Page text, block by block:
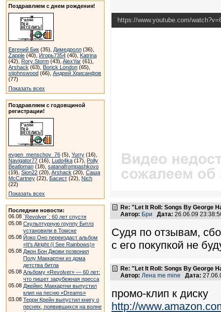
Поздравляем с днем рождения!
Евгений Бик (35), Димедролл (36),
Zapple (40), Игорь7354 (40), Katrina
(42), Rory Storm (43), AlexYar (61),
Arshack (63), Borick London (65),
stjohnswood (66), Андрей Хрисанфов
(77)
Показать всех
Поздравляем с годовщиной
регистрации!
evgen_menschov_76 (5), Yurry (16),
Navigator77 (16), Ludo4ka (17), Polly
Beatloman (18), satanafrompashkovo
(19), Sion22 (20), Arshack (20), Саша
McCartney (22), Басист (22), Nich
(22)
Показать всех
Последние новости:
06.08 `Revolver`: 60 лет спустя
05.08 Скульптурную группу Битлз
установили в Томске
05.08 Йоко Оно переиздаст альбом
«It’s Alright (I See Rainbows)»
05.08 Джон Бон Джови позвонил
Полу Маккартни из дома
детства битла
05.08 Альбому «Revolver» — 60 лет:
что пишет зарубежная пресса
05.08 Джеймс Маккартни выпустил
клип на песню «Dreams»
03.08 Терри Крейн выпустил книгу о
песнях, появившихся на волне
https://www.youtube.com/
Re: "Let It Roll: Songs By George
Автор: Бри Дата: 26.06.09
Судя по отзывам,
с его покупкой не
Re: "Let It Roll: Songs By George
Автор: Лена me mine Дата:
промо-клип к диску
http://